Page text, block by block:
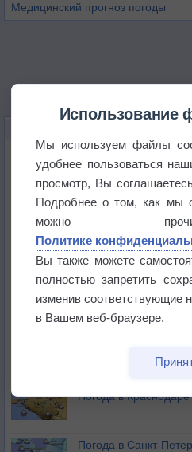
Медицинский прогноз погоды
Дневная
+51°
Европейские
Впервые за 155 лет
не выпадал дождь
Лето продолжит
Погода в Краснодаре
Погода в Санкт-
Использование
Мы используем файлы
удобнее пользоваться
просмотр, Вы
Подробнее о том, как мы
можно
Политике
Вы также можете
полностью запретить
изменив соответствующие
в Вашем веб-браузере.